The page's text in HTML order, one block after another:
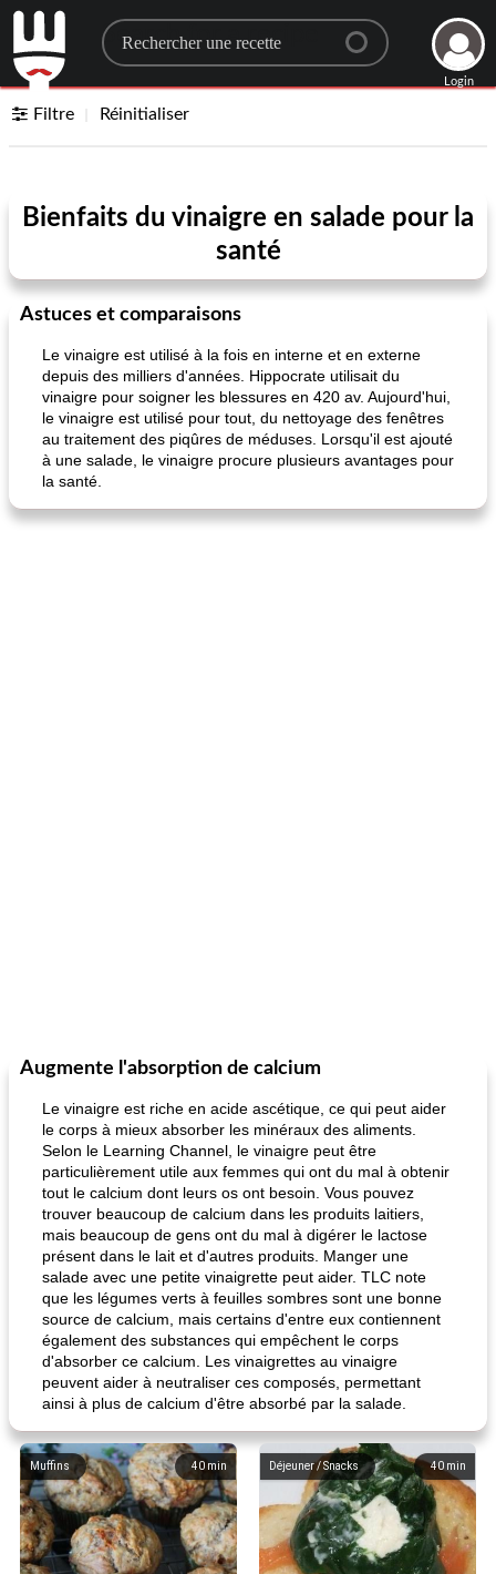
Search for a recipe
Login
Filtre Réinitialiser
Bienfaits du vinaigre en salade pour la
santé
Astuces et comparaisons
Le vinaigre est utilisé à la fois en interne et en externe
depuis des milliers d'années. Hippocrate utilisait du
vinaigre pour soigner les blessures en 420 av. Aujourd'hui,
le vinaigre est utilisé pour tout, du nettoyage des fenêtres
au traitement des piqûres de méduses. Lorsqu'il est ajouté
à une salade, le vinaigre procure plusieurs avantages pour
la santé.
Augmente l'absorption de calcium
Le vinaigre est riche en acide ascétique, ce qui peut aider
le corps à mieux absorber les minéraux des aliments.
Selon le Learning Channel, le vinaigre peut être
particulièrement utile aux femmes qui ont du mal à obtenir
tout le calcium dont leurs os ont besoin. Vous pouvez
trouver beaucoup de calcium dans les produits laitiers,
mais beaucoup de gens ont du mal à digérer le lactose
présent dans le lait et d'autres produits. Manger une
salade avec une petite vinaigrette peut aider. TLC note
que les légumes verts à feuilles sombres sont une bonne
source de calcium, mais certains d'entre eux contiennent
également des substances qui empêchent le corps
d'absorber ce calcium. Les vinaigrettes au vinaigre
peuvent aider à neutraliser ces composés, permettant
ainsi à plus de calcium d'être absorbé par la salade.
40 min
Muffins 40 min
Déjeuner / Snacks